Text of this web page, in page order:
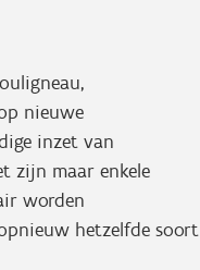
nieuwe
inzet van
zijn maar enkele
worden
hetzelfde soort